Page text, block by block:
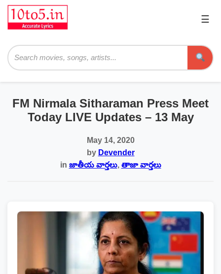
☰
FM Nirmala Sitharaman Press Meet
Today LIVE Updates – 13 May
May 14, 2020
by Devender
in జాతీయ వార్తలు, తాజా వార్తలు